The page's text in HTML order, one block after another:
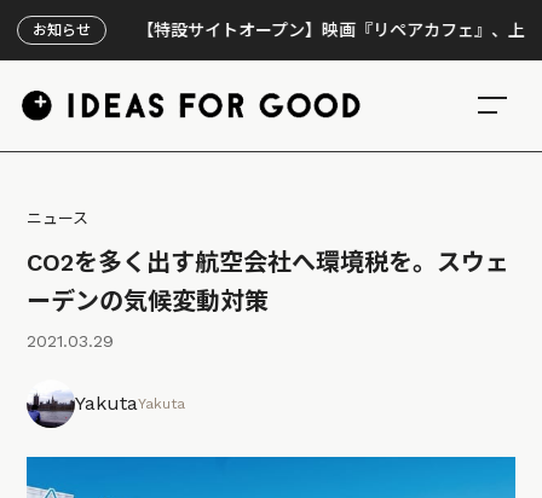
お知らせ【特設サイトオープン】映画『リペアカフェ』、上映300回
ニュース
CO2を多く出す航空会社へ環境税を。スウェ
ーデンの気候変動対策
2021.03.29
YakutaYakuta